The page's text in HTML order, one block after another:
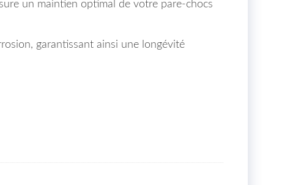
un maintien optimal de votre pare-chocs
garantissant ainsi une longévité